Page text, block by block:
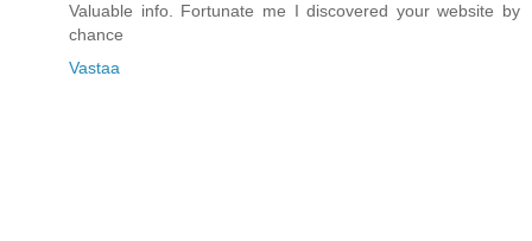
Valuable info. Fortunate me I discovered your website by
chance
Vastaa